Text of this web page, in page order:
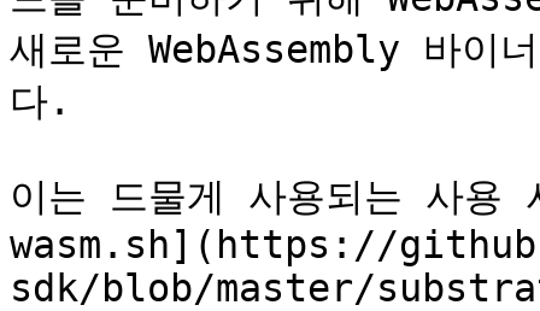
새로운 WebAssembly 바이
다.
이는 드물게 사용되는 사
wasm.sh](https://
sdk/blob/master/